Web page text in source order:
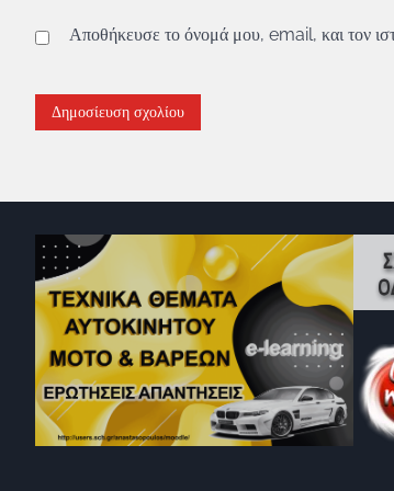
Αποθήκευσε το όνομά μου, email, και τον